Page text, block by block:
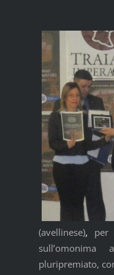
(avellinese),
pluripremiato,